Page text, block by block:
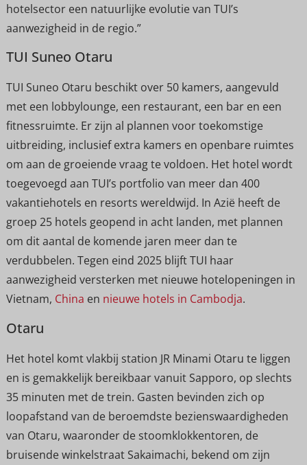
hotelsector een natuurlijke evolutie van TUI’s
aanwezigheid in de regio.”
TUI Suneo Otaru
TUI Suneo Otaru beschikt over 50 kamers, aangevuld
met een lobbylounge, een restaurant, een bar en een
fitnessruimte. Er zijn al plannen voor toekomstige
uitbreiding, inclusief extra kamers en openbare ruimtes
om aan de groeiende vraag te voldoen. Het hotel wordt
toegevoegd aan TUI’s portfolio van meer dan 400
vakantiehotels en resorts wereldwijd. In Azië heeft de
groep 25 hotels geopend in acht landen, met plannen
om dit aantal de komende jaren meer dan te
verdubbelen. Tegen eind 2025 blijft TUI haar
aanwezigheid versterken met nieuwe hotelopeningen in
Vietnam, China en nieuwe hotels in Cambodja.
Otaru
Het hotel komt vlakbij station JR Minami Otaru te liggen
en is gemakkelijk bereikbaar vanuit Sapporo, op slechts
35 minuten met de trein. Gasten bevinden zich op
loopafstand van de beroemdste bezienswaardigheden
van Otaru, waaronder de stoomklokkentoren, de
bruisende winkelstraat Sakaimachi, bekend om zijn